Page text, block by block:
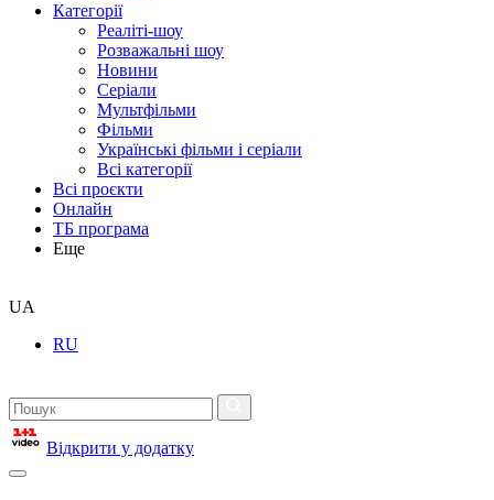
Категорії
Реаліті-шоу
Розважальні шоу
Новини
Серіали
Мультфільми
Фільми
Українські фільми і серіали
Всі категорії
Всі проєкти
Онлайн
ТБ програма
Еще
UA
RU
Відкрити у додатку